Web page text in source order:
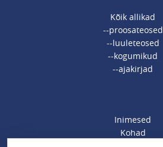
Kõik allikad
--proosateosed
--luuleteosed
--kogumikud
--ajakirjad
Inimesed
Kohad